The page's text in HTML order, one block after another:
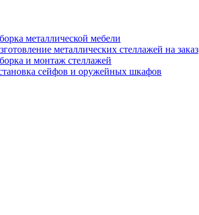
металлической мебели
металлических стеллажей на заказ
и монтаж стеллажей
сейфов и оружейных шкафов